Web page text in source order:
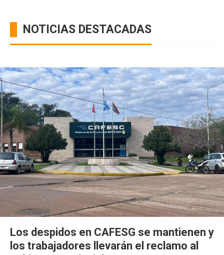
NOTICIAS DESTACADAS
Los despidos en CAFESG se mantienen y
los trabajadores llevarán el reclamo al